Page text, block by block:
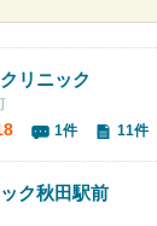
リニック
1件 11件
ク秋田駅前